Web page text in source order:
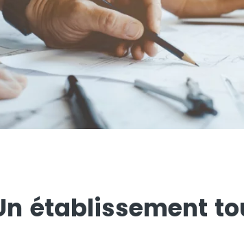
établissement